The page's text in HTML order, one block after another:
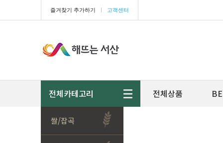
즐겨찾기 추가하기 ㅣ 고객센터
전체카테고리 전체상품
쌀/잡곡